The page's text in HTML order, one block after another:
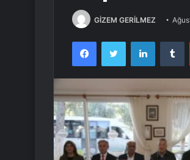
GİZEM GERİLMEZ
FacebookTwitter LinkedIn